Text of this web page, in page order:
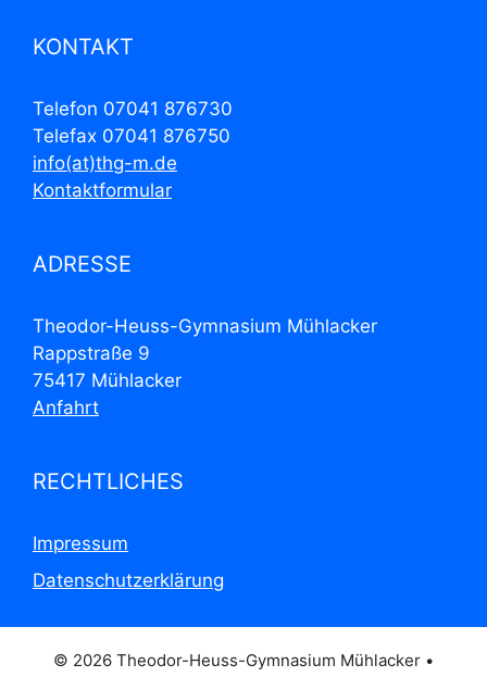
KONTAKT
Telefon 07041 876730
Telefax 07041 876750
info(at)thg-m.de
Kontaktformular
ADRESSE
Theodor-Heuss-Gymnasium Mühlacker
Rappstraße 9
75417 Mühlacker
Anfahrt
RECHTLICHES
Impressum
Datenschutzerklärung
© 2026 Theodor-Heuss-Gymnasium Mühlacker •